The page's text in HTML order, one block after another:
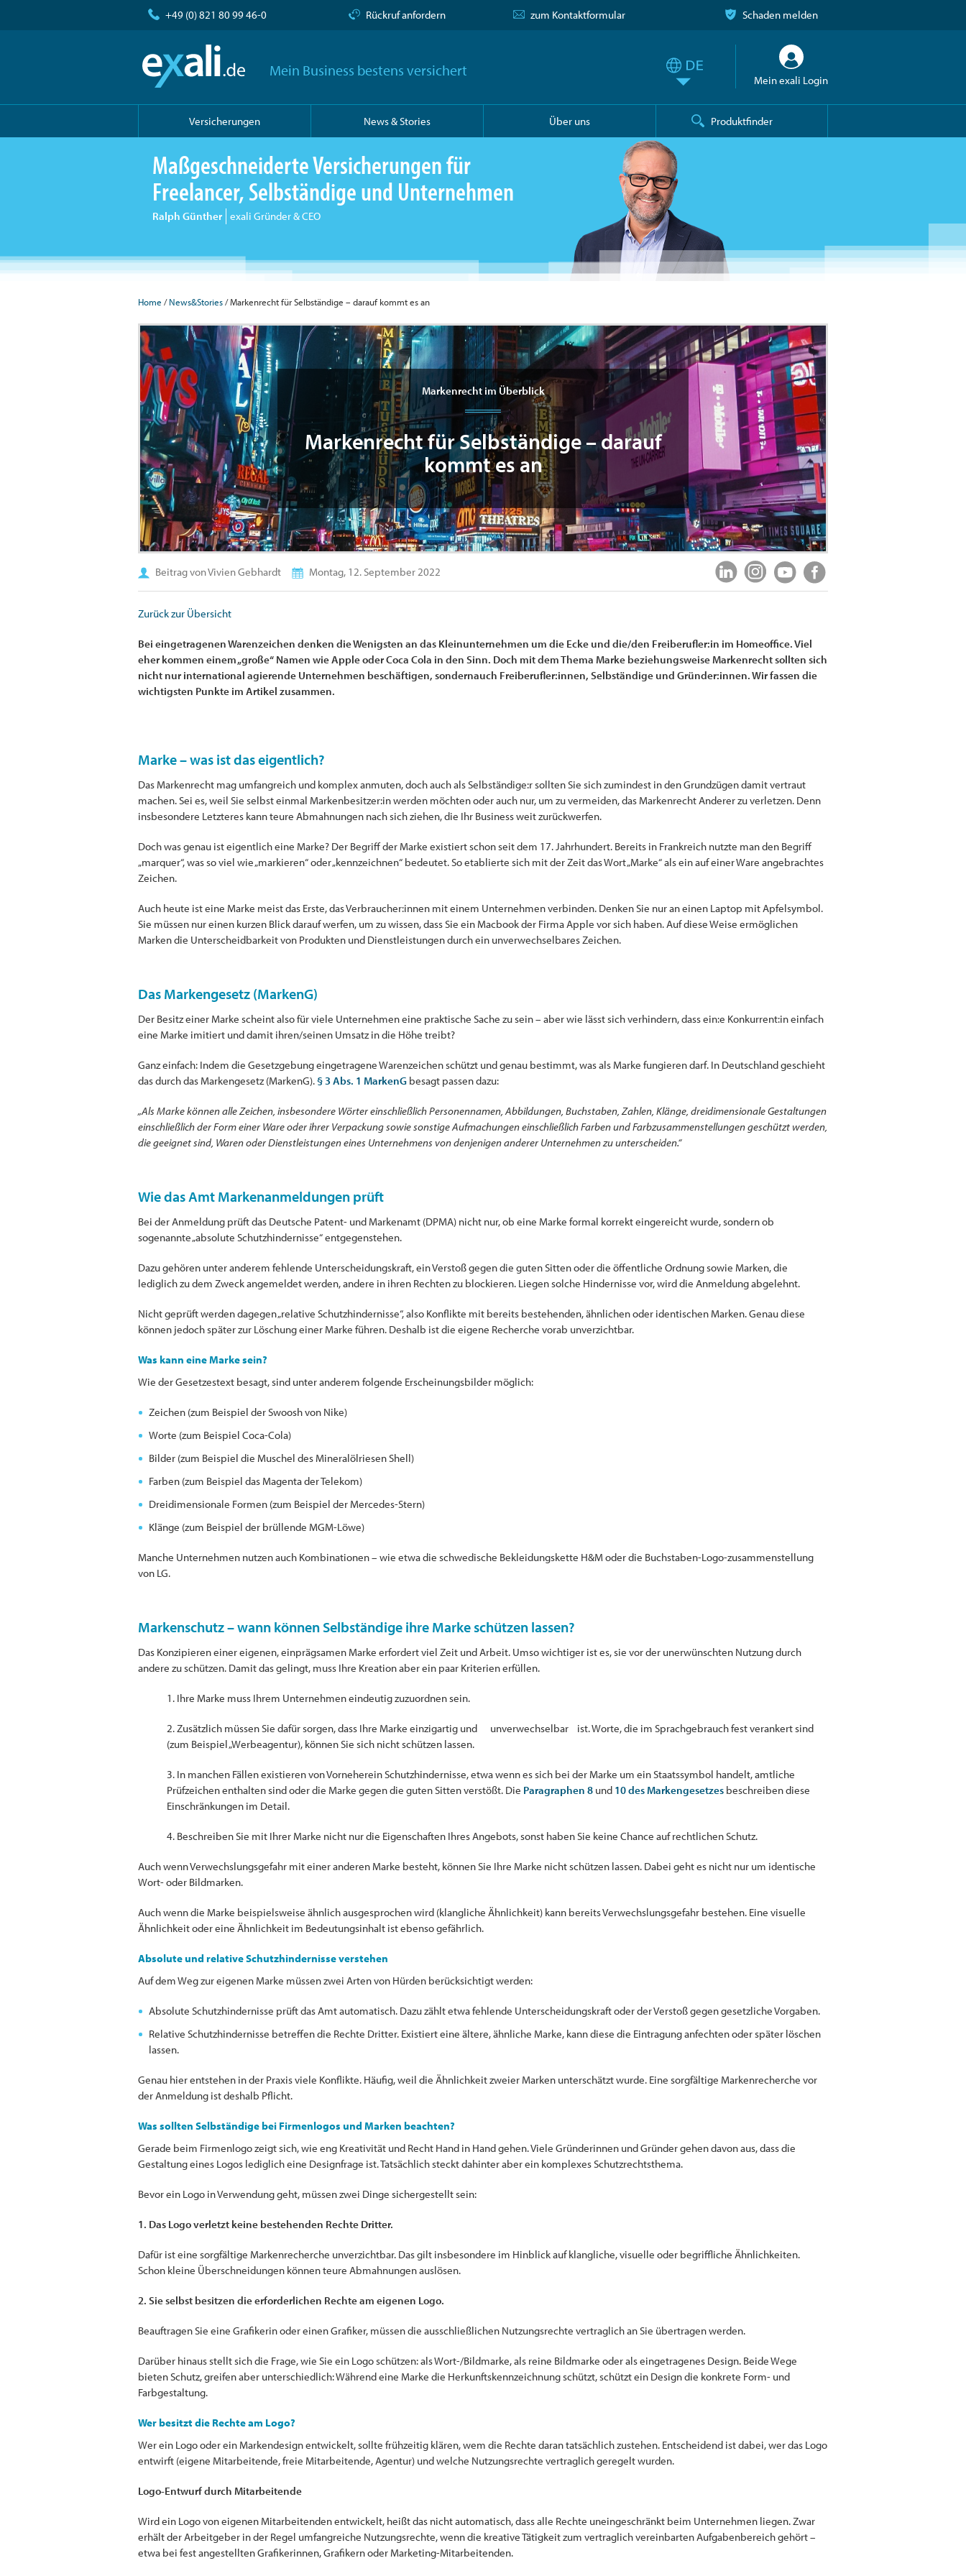
+49 (0) 821 80 99 46-0 Rückruf anfordern zum Kontaktformular Schaden melden
Mein Business bestens versichert
Mein exali Login
Versicherungen News & Stories Über uns Produktfinder
Maßgeschneiderte Versicherungen für
Freelancer, Selbständige und Unternehmen
Ralph Günther exali Gründer & CEO
Home /News&Stories/ Markenrecht für Selbständige – darauf kommt es an
Markenrecht im Überblick
Markenrecht für Selbständige – darauf
kommt es an
Beitrag von Vivien Gebhardt Montag, 12. September 2022
Zurück zur Übersicht
Bei eingetragenen Warenzeichen denken die Wenigsten an das Kleinunternehmen um die Ecke und die/den Freiberufler:in im Homeoffice. Viel
eher kommen einem „große“ Namen wie Apple oder Coca Cola in den Sinn. Doch mit dem Thema Marke beziehungsweise Markenrecht sollten sich
nicht nur international agierende Unternehmen beschäftigen, sondernauch Freiberufler:innen, Selbständige und Gründer:innen. Wir fassen die
wichtigsten Punkte im Artikel zusammen.
Marke – was ist das eigentlich?
Das Markenrecht mag umfangreich und komplex anmuten, doch auch als Selbständige:r sollten Sie sich zumindest in den Grundzügen damit vertraut
machen. Sei es, weil Sie selbst einmal Markenbesitzer:in werden möchten oder auch nur, um zu vermeiden, das Markenrecht Anderer zu verletzen. Denn
insbesondere Letzteres kann teure Abmahnungen nach sich ziehen, die Ihr Business weit zurückwerfen.
Doch was genau ist eigentlich eine Marke? Der Begriff der Marke existiert schon seit dem 17. Jahrhundert. Bereits in Frankreich nutzte man den Begriff
„marquer“, was so viel wie „markieren“ oder „kennzeichnen“ bedeutet. So etablierte sich mit der Zeit das Wort „Marke“ als ein auf einer Ware angebrachtes
Zeichen.
Auch heute ist eine Marke meist das Erste, das Verbraucher:innen mit einem Unternehmen verbinden. Denken Sie nur an einen Laptop mit Apfelsymbol.
Sie müssen nur einen kurzen Blick darauf werfen, um zu wissen, dass Sie ein Macbook der Firma Apple vor sich haben. Auf diese Weise ermöglichen
Marken die Unterscheidbarkeit von Produkten und Dienstleistungen durch ein unverwechselbares Zeichen.
Das Markengesetz (MarkenG)
Der Besitz einer Marke scheint also für viele Unternehmen eine praktische Sache zu sein – aber wie lässt sich verhindern, dass ein:e Konkurrent:in einfach
eine Marke imitiert und damit ihren/seinen Umsatz in die Höhe treibt?
Ganz einfach: Indem die Gesetzgebung eingetragene Warenzeichen schützt und genau bestimmt, was als Marke fungieren darf. In Deutschland geschieht
das durch das Markengesetz (MarkenG).§ 3 Abs. 1 MarkenG besagt passen dazu:
„Als Marke können alle Zeichen, insbesondere Wörter einschließlich Personennamen, Abbildungen, Buchstaben, Zahlen, Klänge, dreidimensionale Gestaltungen
einschließlich der Form einer Ware oder ihrer Verpackung sowie sonstige Aufmachungen einschließlich Farben und Farbzusammenstellungen geschützt werden,
die geeignet sind, Waren oder Dienstleistungen eines Unternehmens von denjenigen anderer Unternehmen zu unterscheiden.“
Wie das Amt Markenanmeldungen prüft
Bei der Anmeldung prüft das Deutsche Patent- und Markenamt (DPMA) nicht nur, ob eine Marke formal korrekt eingereicht wurde, sondern ob
sogenannte „absolute Schutzhindernisse“ entgegenstehen.
Dazu gehören unter anderem fehlende Unterscheidungskraft, ein Verstoß gegen die guten Sitten oder die öffentliche Ordnung sowie Marken, die
lediglich zu dem Zweck angemeldet werden, andere in ihren Rechten zu blockieren. Liegen solche Hindernisse vor, wird die Anmeldung abgelehnt.
Nicht geprüft werden dagegen „relative Schutzhindernisse“, also Konflikte mit bereits bestehenden, ähnlichen oder identischen Marken. Genau diese
können jedoch später zur Löschung einer Marke führen. Deshalb ist die eigene Recherche vorab unverzichtbar.
Was kann eine Marke sein?
Wie der Gesetzestext besagt, sind unter anderem folgende Erscheinungsbilder möglich:
Zeichen (zum Beispiel der Swoosh von Nike)
Worte (zum Beispiel Coca-Cola)
Bilder (zum Beispiel die Muschel des Mineralölriesen Shell)
Farben (zum Beispiel das Magenta der Telekom)
Dreidimensionale Formen (zum Beispiel der Mercedes-Stern)
Klänge (zum Beispiel der brüllende MGM-Löwe)
Manche Unternehmen nutzen auch Kombinationen – wie etwa die schwedische Bekleidungskette H&M oder die Buchstaben-Logo-zusammenstellung
von LG.
Markenschutz – wann können Selbständige ihre Marke schützen lassen?
Das Konzipieren einer eigenen, einprägsamen Marke erfordert viel Zeit und Arbeit. Umso wichtiger ist es, sie vor der unerwünschten Nutzung durch
andere zu schützen. Damit das gelingt, muss Ihre Kreation aber ein paar Kriterien erfüllen.
1. Ihre Marke muss Ihrem Unternehmen eindeutig zuzuordnen sein.
2. Zusätzlich müssen Sie dafür sorgen, dass Ihre Marke einzigartig und unverwechselbar ist. Worte, die im Sprachgebrauch fest verankert sind
(zum Beispiel „Werbeagentur), können Sie sich nicht schützen lassen.
3. In manchen Fällen existieren von Vorneherein Schutzhindernisse, etwa wenn es sich bei der Marke um ein Staatssymbol handelt, amtliche
Prüfzeichen enthalten sind oder die Marke gegen die guten Sitten verstößt. Die Paragraphen 8 und 10 des Markengesetzes beschreiben diese
Einschränkungen im Detail.
4. Beschreiben Sie mit Ihrer Marke nicht nur die Eigenschaften Ihres Angebots, sonst haben Sie keine Chance auf rechtlichen Schutz.
Auch wenn Verwechslungsgefahr mit einer anderen Marke besteht, können Sie Ihre Marke nicht schützen lassen. Dabei geht es nicht nur um identische
Wort- oder Bildmarken.
Auch wenn die Marke beispielsweise ähnlich ausgesprochen wird (klangliche Ähnlichkeit) kann bereits Verwechslungsgefahr bestehen. Eine visuelle
Ähnlichkeit oder eine Ähnlichkeit im Bedeutungsinhalt ist ebenso gefährlich.
Absolute und relative Schutzhindernisse verstehen
Auf dem Weg zur eigenen Marke müssen zwei Arten von Hürden berücksichtigt werden:
Absolute Schutzhindernisse prüft das Amt automatisch. Dazu zählt etwa fehlende Unterscheidungskraft oder der Verstoß gegen gesetzliche Vorgaben.
Relative Schutzhindernisse betreffen die Rechte Dritter. Existiert eine ältere, ähnliche Marke, kann diese die Eintragung anfechten oder später löschen
lassen.
Genau hier entstehen in der Praxis viele Konflikte. Häufig, weil die Ähnlichkeit zweier Marken unterschätzt wurde. Eine sorgfältige Markenrecherche vor
der Anmeldung ist deshalb Pflicht.
Was sollten Selbständige bei Firmenlogos und Marken beachten?
Gerade beim Firmenlogo zeigt sich, wie eng Kreativität und Recht Hand in Hand gehen. Viele Gründerinnen und Gründer gehen davon aus, dass die
Gestaltung eines Logos lediglich eine Designfrage ist. Tatsächlich steckt dahinter aber ein komplexes Schutzrechtsthema.
Bevor ein Logo in Verwendung geht, müssen zwei Dinge sichergestellt sein:
1. Das Logo verletzt keine bestehenden Rechte Dritter.
Dafür ist eine sorgfältige Markenrecherche unverzichtbar. Das gilt insbesondere im Hinblick auf klangliche, visuelle oder begriffliche Ähnlichkeiten.
Schon kleine Überschneidungen können teure Abmahnungen auslösen.
2. Sie selbst besitzen die erforderlichen Rechte am eigenen Logo.
Beauftragen Sie eine Grafikerin oder einen Grafiker, müssen die ausschließlichen Nutzungsrechte vertraglich an Sie übertragen werden.
Darüber hinaus stellt sich die Frage, wie Sie ein Logo schützen: als Wort-/Bildmarke, als reine Bildmarke oder als eingetragenes Design. Beide Wege
bieten Schutz, greifen aber unterschiedlich: Während eine Marke die Herkunftskennzeichnung schützt, schützt ein Design die konkrete Form- und
Farbgestaltung.
Wer besitzt die Rechte am Logo?
Wer ein Logo oder ein Markendesign entwickelt, sollte frühzeitig klären, wem die Rechte daran tatsächlich zustehen. Entscheidend ist dabei, wer das Logo
entwirft (eigene Mitarbeitende, freie Mitarbeitende, Agentur) und welche Nutzungsrechte vertraglich geregelt wurden.
Logo-Entwurf durch Mitarbeitende
Wird ein Logo von eigenen Mitarbeitenden entwickelt, heißt das nicht automatisch, dass alle Rechte uneingeschränkt beim Unternehmen liegen. Zwar
erhält der Arbeitgeber in der Regel umfangreiche Nutzungsrechte, wenn die kreative Tätigkeit zum vertraglich vereinbarten Aufgabenbereich gehört –
etwa bei fest angestellten Grafikerinnen, Grafikern oder Marketing-Mitarbeitenden.